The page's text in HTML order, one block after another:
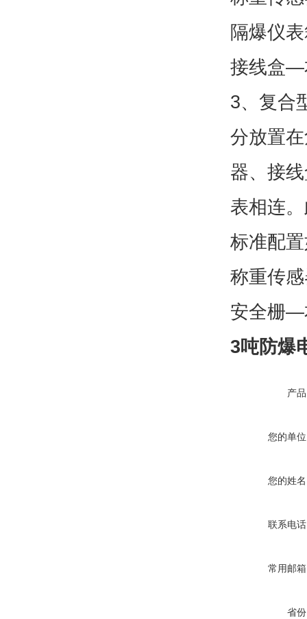
隔爆仪
接线盒—
3、复合
分放置
器、接
表相连
标准配
称重传
安全栅—
3吨防爆
产
您的单
您的姓
联系电
常用邮
省